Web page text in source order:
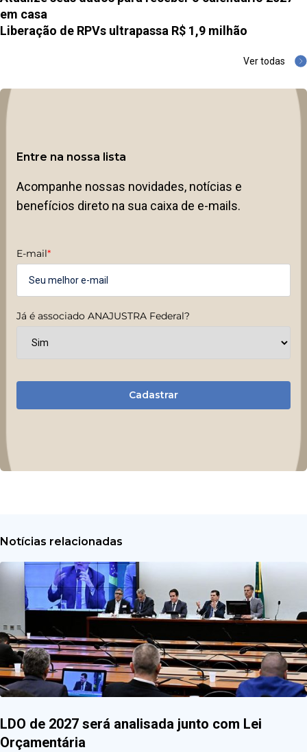
em casa
Liberação de RPVs ultrapassa R$ 1,9 milhão
Ver todas
Entre na nossa lista
Acompanhe nossas novidades, notícias e
benefícios direto na sua caixa de e-mails.
E-mail*
Já é associado ANAJUSTRA Federal?
Cadastrar
Notícias relacionadas
LDO de 2027 será analisada junto com Lei
Orçamentária